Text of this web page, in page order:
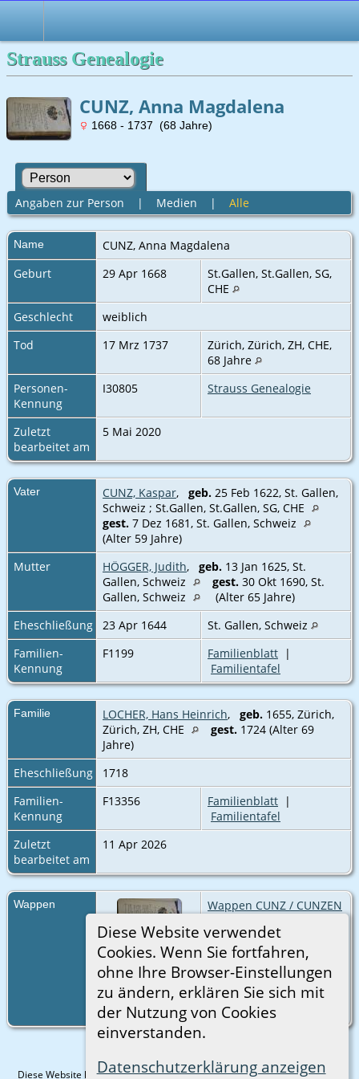
Strauss Genealogie
Diese Website verwendet
Cookies. Wenn Sie fortfahren,
ohne Ihre Browser-Einstellungen
zu ändern, erklären Sie sich mit
der Nutzung von Cookies
einverstanden.
Datenschutzerklärung anzeigen
CUNZ, Anna Magdalena
1668 - 1737 (68 Jahre)
Angaben zur Person | Medien | Alle
Name CUNZ, Anna Magdalena
Geburt
29 Apr 1668
St.Gallen, St.Gallen, SG,
CHE
Geschlecht
weiblich
Tod
17 Mrz 1737
Zürich, Zürich, ZH, CHE‎,
68 Jahre
Personen-
Kennung
I30805 Strauss Genealogie
Zuletzt
bearbeitet am
5 Mai 2020
Vater CUNZ, Kaspar, geb. 25 Feb 1622, St. Gallen,
Schweiz ; St.Gallen, St.Gallen, SG, CHE
gest. 7 Dez 1681, St. Gallen, Schweiz
(Alter 59 Jahre)
Mutter
HÖGGER, Judith, geb. 13 Jan 1625, St.
Gallen, Schweiz
gest. 30 Okt 1690, St.
Gallen, Schweiz
(Alter 65 Jahre)
Eheschließung
23 Apr 1644
St. Gallen, Schweiz
Familien-
Kennung
F1199 Familienblatt |
Familientafel
Familie LOCHER, Hans Heinrich, geb. 1655, Zürich,
Zürich, ZH, CHE‎
gest. 1724 (Alter 69
Jahre)
Eheschließung
1718
Familien-
Kennung
F13356 Familienblatt |
Familientafel
Zuletzt
bearbeitet am
11 Apr 2026
Wappen
Wappen CUNZ / CUNZEN
grüne Eicheln (2, 1) mit
goldenen Frucht.
Wappen der löblichen
Bürgerschaft von St.
Gallen von J. J. Siegfried,
1855.
Diese Website läuft mitThe Next Generation of Genealogy Sitebuilding